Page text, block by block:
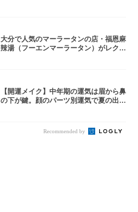
大分で人気のマーラータンの店・福恩麻
辣湯（フーエンマーラータン）がレクト
【開運メイク】中年期の運気は眉から鼻
の下が鍵。顔のパーツ別運気で夏の出会
Recommended by